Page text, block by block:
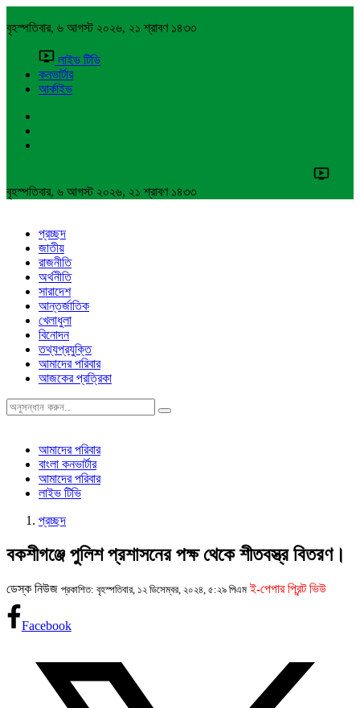
বৃহস্পতিবার, ৬ আগস্ট ২০২৬, ২১ শ্রাবণ ১৪৩৩
লাইভ টিভি
কনভার্টার
আর্কাইভ
বৃহস্পতিবার, ৬ আগস্ট ২০২৬, ২১ শ্রাবণ ১৪৩৩
প্রচ্ছদ
জাতীয়
রাজনীতি
অর্থনীতি
সারাদেশ
আন্তর্জাতিক
খেলাধুলা
বিনোদন
তথ্যপ্রযুক্তি
আমাদের পরিবার
আজকের প্রত্রিকা
আমাদের পরিবার
বাংলা কনভার্টার
আমাদের পরিবার
লাইভ টিভি
প্রচ্ছদ
বকশীগঞ্জে পুলিশ প্রশাসনের পক্ষ থেকে শীতবস্ত্র বিতরণ।
ডেস্ক নিউজ প্রকাশিত: বৃহস্পতিবার, ১২ ডিসেম্বর, ২০২৪, ৫:২৯ পিএম ই-পেপার প্রিন্ট ভিউ
Facebook